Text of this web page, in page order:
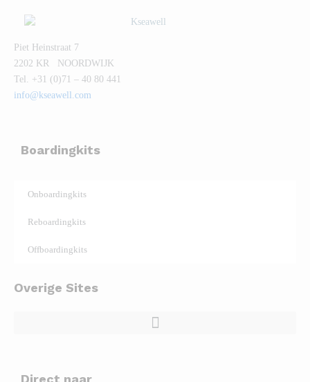
Piet Heinstraat 7
2202 KR NOORDWIJK
Tel. +31 (0)71 – 40 80 441
info@kseawell.com
Boardingkits
Onboardingkits
Reboardingkits
Offboardingkits
Overige Sites
Direct naar